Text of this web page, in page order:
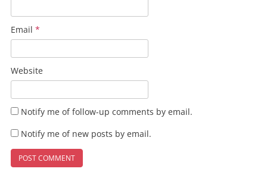
Email *
Website
Notify me of follow-up comments by email.
Notify me of new posts by email.